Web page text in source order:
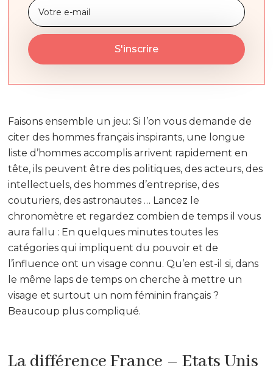
Faisons ensemble un jeu: Si l’on vous demande de
citer des hommes français inspirants, une longue
liste d’hommes accomplis arrivent rapidement en
tête, ils peuvent être des politiques, des acteurs, des
intellectuels, des hommes d’entreprise, des
couturiers, des astronautes … Lancez le
chronomètre et regardez combien de temps il vous
aura fallu : En quelques minutes toutes les
catégories qui impliquent du pouvoir et de
l’influence ont un visage connu. Qu’en est-il si, dans
le même laps de temps on cherche à mettre un
visage et surtout un nom féminin français ?
Beaucoup plus compliqué.
La différence France – Etats Unis